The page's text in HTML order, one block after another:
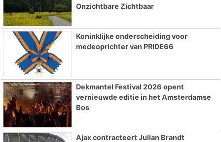
Onzichtbare Zichtbaar
Koninklijke onderscheiding voor
medeoprichter van PRIDE66
Dekmantel Festival 2026 opent
vernieuwde editie in het Amsterdamse
Bos
Ajax contracteert Julian Brandt